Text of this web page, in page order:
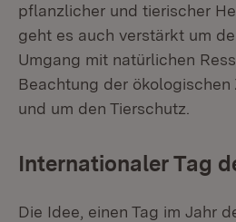
pflanzlicher und tierischer
geht es auch verstärkt um
Umgang mit natürlichen
Beachtung der ökologischen
und um den Tierschutz.
Internationaler Tag
Die Idee, einen Tag im Jahr